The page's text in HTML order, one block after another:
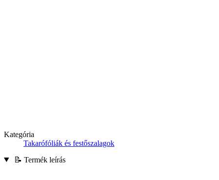
Kategória
Takarófóliák és festőszalagok
📝 Termék leírás